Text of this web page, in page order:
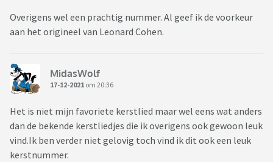
Overigens wel een prachtig nummer. Al geef ik de voorkeur
aan het origineel van Leonard Cohen.
MidasWolf
17-12-2021 om 20:36
Het is niet mijn favoriete kerstlied maar wel eens wat anders
dan de bekende kerstliedjes die ik overigens ook gewoon leuk
vind.Ik ben verder niet gelovig toch vind ik dit ook een leuk
kerstnummer.